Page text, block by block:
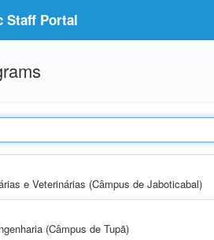
Staff Portal
e Veterinárias (Câmpus de Jaboticabal)
(Câmpus de Tupã)